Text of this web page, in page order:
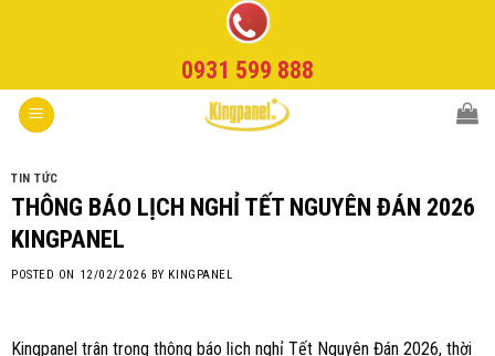
0931 599 888
TIN TỨC
THÔNG BÁO LỊCH NGHỈ TẾT NGUYÊN ĐÁN 2026
KINGPANEL
POSTED ON 12/02/2026 BY KINGPANEL
Kingpanel trân trọng thông báo lịch nghỉ Tết Nguyên Đán 2026, thời